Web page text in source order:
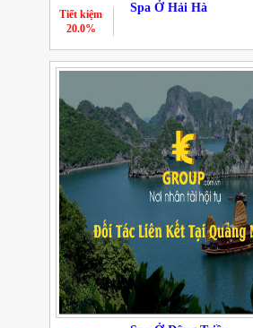
Spa Ở Hải Hà
Tiết kiệm
20.0%